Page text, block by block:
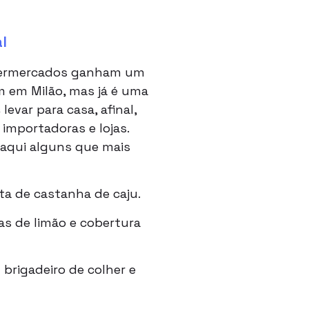
ganham um
Milão, mas já é uma
para casa, afinal,
e lojas.
alguns que mais
de castanha de caju.
de limão e cobertura
de colher e